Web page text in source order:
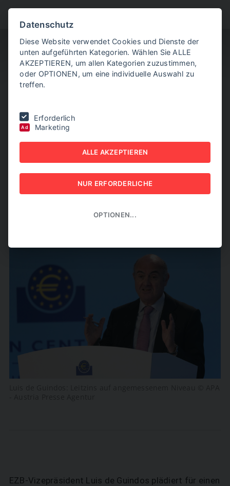
für vorsichtigen Kurs bei Zinsen
EZB-VIZEPRÄSIDENT FÜR
VORSICHTIGEN KURS BEI
ZINSEN
EZB-Vizepräsident Luis de Guindos plädiert für einen
Datenschutz
Diese Website verwendet Cookies und Dienste der
unten aufgeführten Kategorien. Wählen Sie ALLE
AKZEPTIEREN, um allen Kategorien zuzustimmen,
oder OPTIONEN, um eine individuelle Auswahl zu
treffen.
Erforderlich
Ad Marketing
ALLE AKZEPTIEREN
NUR ERFORDERLICHE
OPTIONEN...